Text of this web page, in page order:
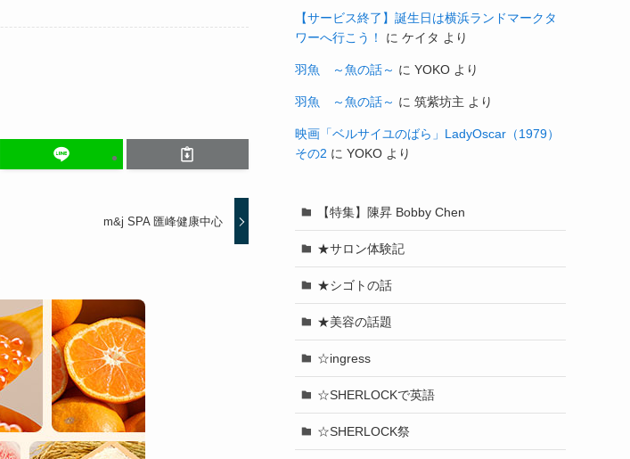
m&j SPA 匯峰健康中心
【サービス終了】誕生日は横浜ランドマークタ
ワーへ行こう！
に ケイタ より
羽魚 ～魚の話～ に YOKO より
羽魚 ～魚の話～ に 筑紫坊主 より
映画「ベルサイユのばら」LadyOscar（1979）
その2 に YOKO より
【特集】陳昇 Bobby Chen
★サロン体験記
★シゴトの話
★美容の話題
☆ingress
☆SHERLOCKで英語
☆SHERLOCK祭